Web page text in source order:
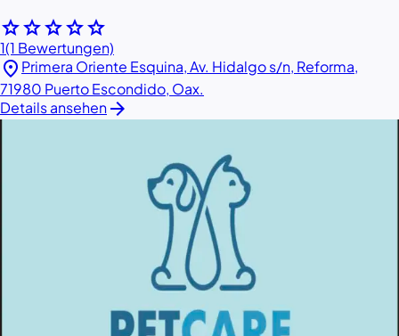
starstarstarstarstar
1(1 Bewertungen)
location_on Primera Oriente Esquina, Av. Hidalgo s/n, Reforma,
71980 Puerto Escondido, Oax.
Details ansehenarrow_forward